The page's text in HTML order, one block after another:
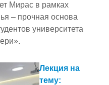
Мирас в рамках
– прочная основа
университета
Лекция на
тему: